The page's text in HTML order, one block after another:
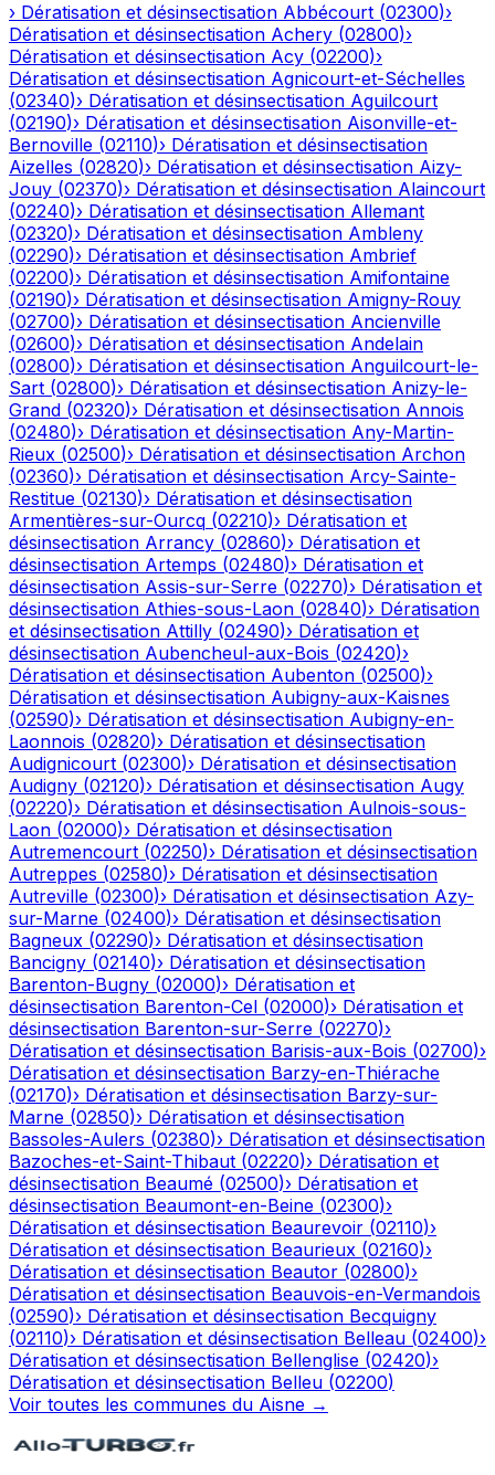
› Dératisation et désinsectisation Abbécourt (02300)›
Dératisation et désinsectisation Achery (02800)›
Dératisation et désinsectisation Acy (02200)›
Dératisation et désinsectisation Agnicourt-et-Séchelles
(02340)› Dératisation et désinsectisation Aguilcourt
(02190)› Dératisation et désinsectisation Aisonville-et-
Bernoville (02110)› Dératisation et désinsectisation
Aizelles (02820)› Dératisation et désinsectisation Aizy-
Jouy (02370)› Dératisation et désinsectisation Alaincourt
(02240)› Dératisation et désinsectisation Allemant
(02320)› Dératisation et désinsectisation Ambleny
(02290)› Dératisation et désinsectisation Ambrief
(02200)› Dératisation et désinsectisation Amifontaine
(02190)› Dératisation et désinsectisation Amigny-Rouy
(02700)› Dératisation et désinsectisation Ancienville
(02600)› Dératisation et désinsectisation Andelain
(02800)› Dératisation et désinsectisation Anguilcourt-le-
Sart (02800)› Dératisation et désinsectisation Anizy-le-
Grand (02320)› Dératisation et désinsectisation Annois
(02480)› Dératisation et désinsectisation Any-Martin-
Rieux (02500)› Dératisation et désinsectisation Archon
(02360)› Dératisation et désinsectisation Arcy-Sainte-
Restitue (02130)› Dératisation et désinsectisation
Armentières-sur-Ourcq (02210)› Dératisation et
désinsectisation Arrancy (02860)› Dératisation et
désinsectisation Artemps (02480)› Dératisation et
désinsectisation Assis-sur-Serre (02270)› Dératisation et
désinsectisation Athies-sous-Laon (02840)› Dératisation
et désinsectisation Attilly (02490)› Dératisation et
désinsectisation Aubencheul-aux-Bois (02420)›
Dératisation et désinsectisation Aubenton (02500)›
Dératisation et désinsectisation Aubigny-aux-Kaisnes
(02590)› Dératisation et désinsectisation Aubigny-en-
Laonnois (02820)› Dératisation et désinsectisation
Audignicourt (02300)› Dératisation et désinsectisation
Audigny (02120)› Dératisation et désinsectisation Augy
(02220)› Dératisation et désinsectisation Aulnois-sous-
Laon (02000)› Dératisation et désinsectisation
Autremencourt (02250)› Dératisation et désinsectisation
Autreppes (02580)› Dératisation et désinsectisation
Autreville (02300)› Dératisation et désinsectisation Azy-
sur-Marne (02400)› Dératisation et désinsectisation
Bagneux (02290)› Dératisation et désinsectisation
Bancigny (02140)› Dératisation et désinsectisation
Barenton-Bugny (02000)› Dératisation et
désinsectisation Barenton-Cel (02000)› Dératisation et
désinsectisation Barenton-sur-Serre (02270)›
Dératisation et désinsectisation Barisis-aux-Bois (02700)›
Dératisation et désinsectisation Barzy-en-Thiérache
(02170)› Dératisation et désinsectisation Barzy-sur-
Marne (02850)› Dératisation et désinsectisation
Bassoles-Aulers (02380)› Dératisation et désinsectisation
Bazoches-et-Saint-Thibaut (02220)› Dératisation et
désinsectisation Beaumé (02500)› Dératisation et
désinsectisation Beaumont-en-Beine (02300)›
Dératisation et désinsectisation Beaurevoir (02110)›
Dératisation et désinsectisation Beaurieux (02160)›
Dératisation et désinsectisation Beautor (02800)›
Dératisation et désinsectisation Beauvois-en-Vermandois
(02590)› Dératisation et désinsectisation Becquigny
(02110)› Dératisation et désinsectisation Belleau (02400)›
Dératisation et désinsectisation Bellenglise (02420)›
Dératisation et désinsectisation Belleu (02200)
Voir toutes les communes du Aisne →